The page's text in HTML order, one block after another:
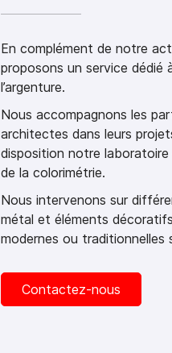
En complément de notre
proposons un service dédié
l’argenture.
Nous accompagnons les
architectes dans leurs
disposition notre
de la colorimétrie.
Nous intervenons sur
métal et éléments
modernes ou traditionnelles
Contactez-nous